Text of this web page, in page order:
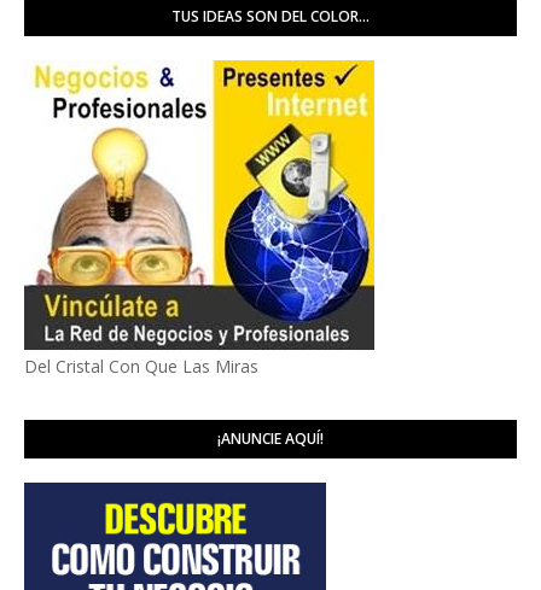
TUS IDEAS SON DEL COLOR...
Del Cristal Con Que Las Miras
¡ANUNCIE AQUÍ!